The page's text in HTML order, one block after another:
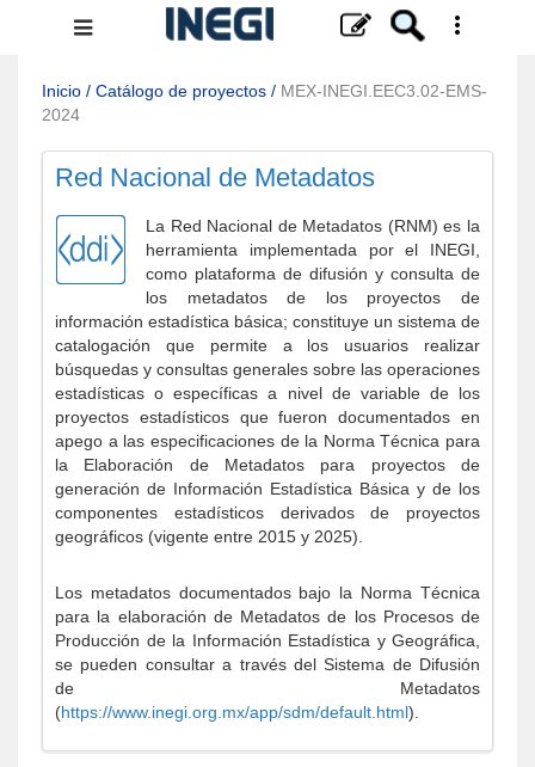
Menú
navegación
Inicio / Catálogo de proyectos / MEX-INEGI.EEC3.02-EMS-
2024
Red Nacional de Metadatos
La Red Nacional de Metadatos (RNM) es la
herramienta implementada por el INEGI,
como plataforma de difusión y consulta de
los metadatos de los proyectos de
información estadística básica; constituye un sistema de
catalogación que permite a los usuarios realizar
búsquedas y consultas generales sobre las operaciones
estadísticas o específicas a nivel de variable de los
proyectos estadísticos que fueron documentados en
apego a las especificaciones de la Norma Técnica para
la Elaboración de Metadatos para proyectos de
generación de Información Estadística Básica y de los
componentes estadísticos derivados de proyectos
geográficos (vigente entre 2015 y 2025).
Los metadatos documentados bajo la Norma Técnica
para la elaboración de Metadatos de los Procesos de
Producción de la Información Estadística y Geográfica,
se pueden consultar a través del Sistema de Difusión
de Metadatos
(https://www.inegi.org.mx/app/sdm/default.html).